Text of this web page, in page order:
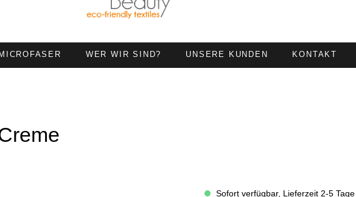
MICROFASER WER WIR SIND? UNSERE KUNDEN KONTAKT
BADEMÄNTEL NEW GENERATION
Sofort verfügbar, Lieferzeit 2-5 Tage